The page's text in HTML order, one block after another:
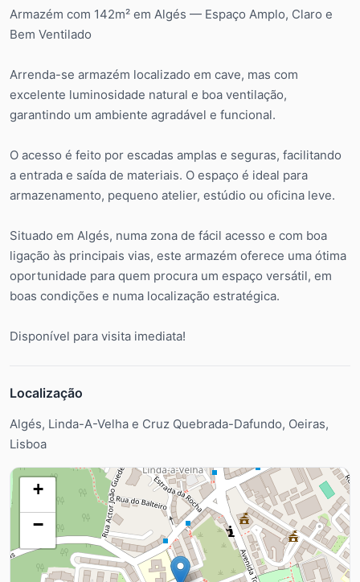
Armazém com 142m² em Algés — Espaço Amplo, Claro e
Bem Ventilado
Arrenda-se armazém localizado em cave, mas com
excelente luminosidade natural e boa ventilação,
garantindo um ambiente agradável e funcional.
O acesso é feito por escadas amplas e seguras, facilitando
a entrada e saída de materiais. O espaço é ideal para
armazenamento, pequeno atelier, estúdio ou oficina leve.
Situado em Algés, numa zona de fácil acesso e com boa
ligação às principais vias, este armazém oferece uma ótima
oportunidade para quem procura um espaço versátil, em
boas condições e numa localização estratégica.
Disponível para visita imediata!
Localização
Algés, Linda-A-Velha e Cruz Quebrada-Dafundo, Oeiras,
Lisboa
+
−